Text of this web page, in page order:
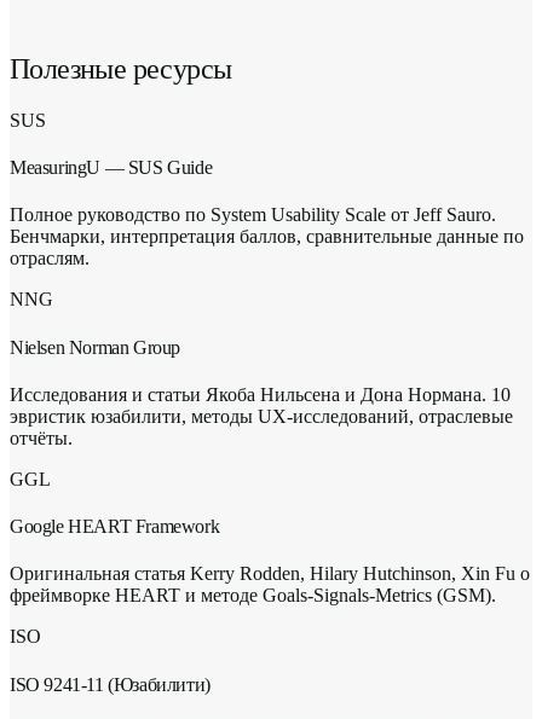
(удовлетворённость — SUS).
Полезные ресурсы
SUS
MeasuringU — SUS Guide
Полное руководство по System Usability Scale от Jeff Sauro.
Бенчмарки, интерпретация баллов, сравнительные данные по
отраслям.
NNG
Nielsen Norman Group
Исследования и статьи Якоба Нильсена и Дона Нормана. 10
эвристик юзабилити, методы UX-исследований, отраслевые
отчёты.
GGL
Google HEART Framework
Оригинальная статья Kerry Rodden, Hilary Hutchinson, Xin Fu о
фреймворке HEART и методе Goals-Signals-Metrics (GSM).
ISO
ISO 9241-11 (Юзабилити)